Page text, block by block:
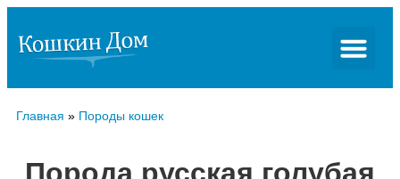
Главная » Породы кошек